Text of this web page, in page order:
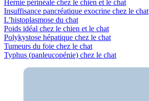
Hernie périnéale chez le chien et le chat
Insuffisance pancréatique exocrine chez le chat
L’histoplasmose du chat
Poids idéal chez le chien et le chat
Polykystose hépatique chez le chat
Tumeurs du foie chez le chat
Typhus (panleucopénie) chez le chat